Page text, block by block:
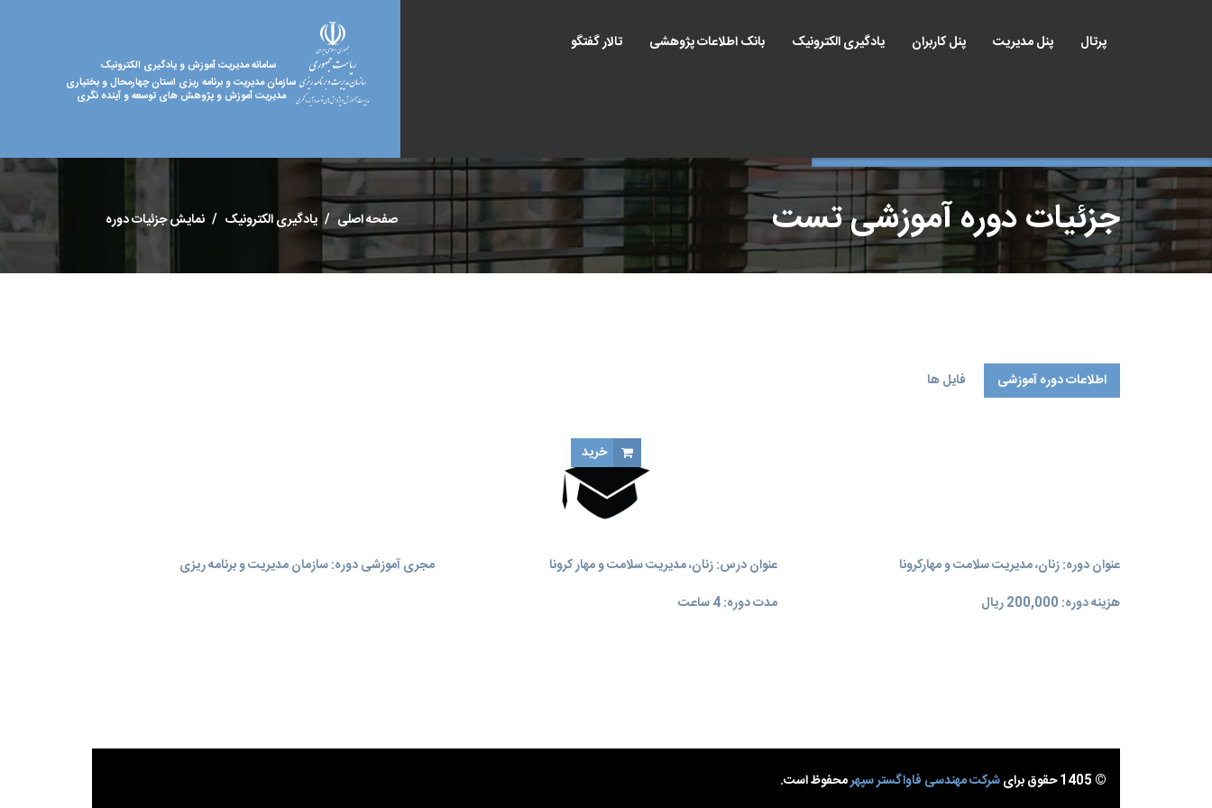
سامانه مدیریت آموزش و یادگیری الکترونیک
سازمان مدیریت و برنامه ریزی استان چهارمحال و بختیاری
مدیریت آموزش و پژوهش های توسعه و آینده نگری
پرتال پنل مدیریت پنل کاربران یادگیری الکترونیک بانک اطلاعات پژوهشی تالار گفتگو
جزئیات دوره آموزشی تست صفحه اصلی یادگیری الکترونیک نمایش جزئیات دوره
اطلاعات دوره آموزشی فایل ها
عنوان دوره: زنان، مدیریت سلامت و مهارکرونا عنوان درس: زنان، مدیریت سلامت و مهار کرونا
مجری آموزشی دوره: سازمان مدیریت و برنامه‌ ریزی
هزینه دوره: 200,000 ریال
مدت دوره: 4 ساعت
خرید
© 1405 حقوق برای شرکت مهندسی فاواگستر سپهرمحفوظ است.